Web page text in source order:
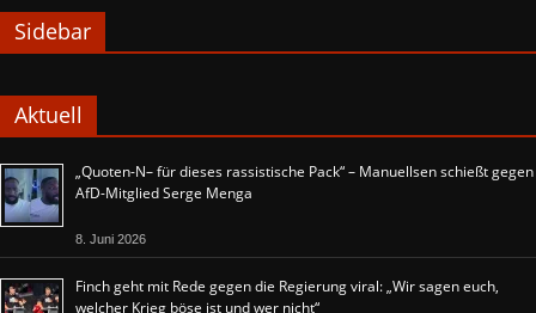
Sidebar
Aktuell
„Quoten-N– für dieses rassistische Pack“ – Manuellsen schießt gegen
AfD-Mitglied Serge Menga
8. Juni 2026
Finch geht mit Rede gegen die Regierung viral: „Wir sagen euch,
welcher Krieg böse ist und wer nicht“